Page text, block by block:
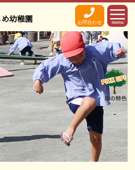
幼稚園 お問合わせ menu